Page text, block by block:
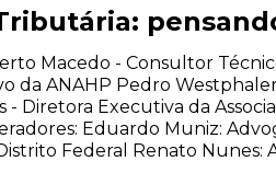
Macedo - Consultor
da ANAHP Pedro
- Diretora Executiva da
Eduardo Muniz:
Federal Renato Nunes: